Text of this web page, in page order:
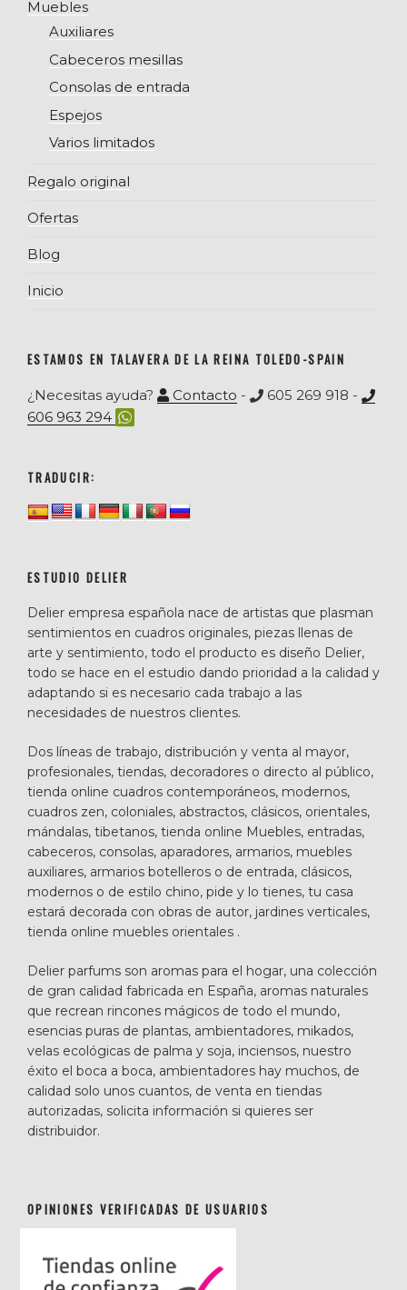
Muebles
Auxiliares
Cabeceros mesillas
Consolas de entrada
Espejos
Varios limitados
Regalo original
Ofertas
Blog
Inicio
ESTAMOS EN TALAVERA DE LA REINA TOLEDO-SPAIN
¿Necesitas ayuda? Contacto -
605 269 918 -
606 963 294
TRADUCIR:
ESTUDIO DELIER
Delier empresa española nace de artistas que plasman
sentimientos en cuadros originales, piezas llenas de
arte y sentimiento, todo el producto es diseño Delier,
todo se hace en el estudio dando prioridad a la calidad y
adaptando si es necesario cada trabajo a las
necesidades de nuestros clientes.
Dos líneas de trabajo, distribución y venta al mayor,
profesionales, tiendas, decoradores o directo al público,
tienda online cuadros contemporáneos, modernos,
cuadros zen, coloniales, abstractos, clásicos, orientales,
mándalas, tibetanos, tienda online Muebles, entradas,
cabeceros, consolas, aparadores, armarios, muebles
auxiliares, armarios botelleros o de entrada, clásicos,
modernos o de estilo chino, pide y lo tienes, tu casa
estará decorada con obras de autor, jardines verticales,
tienda online muebles orientales .
Delier parfums son aromas para el hogar, una colección
de gran calidad fabricada en España, aromas naturales
que recrean rincones mágicos de todo el mundo,
esencias puras de plantas, ambientadores, mikados,
velas ecológicas de palma y soja, inciensos, nuestro
éxito el boca a boca, ambientadores hay muchos, de
calidad solo unos cuantos, de venta en tiendas
autorizadas, solicita información si quieres ser
distribuidor.
OPINIONES VERIFICADAS DE USUARIOS